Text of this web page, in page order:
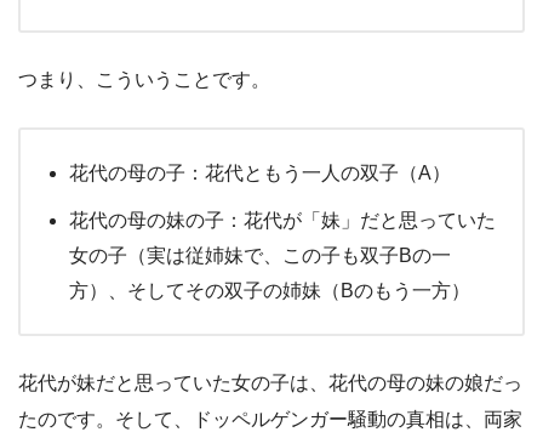
つまり、こういうことです。
花代の母の子：花代ともう一人の双子（A）
花代の母の妹の子：花代が「妹」だと思っていた
女の子（実は従姉妹で、この子も双子Bの一
方）、そしてその双子の姉妹（Bのもう一方）
花代が妹だと思っていた女の子は、花代の母の妹の娘だっ
たのです。そして、ドッペルゲンガー騒動の真相は、両家